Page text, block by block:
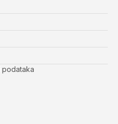
podataka